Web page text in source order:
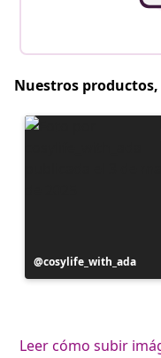
Nuestros
Publicación
realizada
cosylife_with_ada
Leer cómo subir